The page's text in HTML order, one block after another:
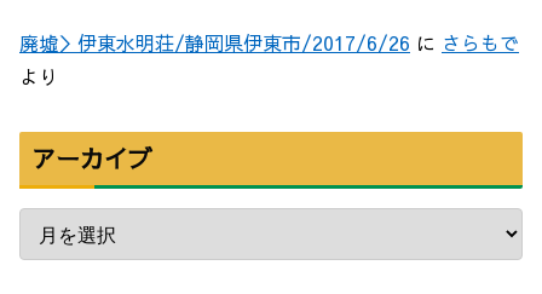
廃墟＞伊東水明荘/静岡県伊東市/2017/6/26 に さらもで
より
アーカイブ